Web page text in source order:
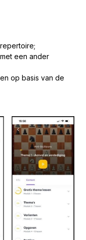
een ander
op basis van de